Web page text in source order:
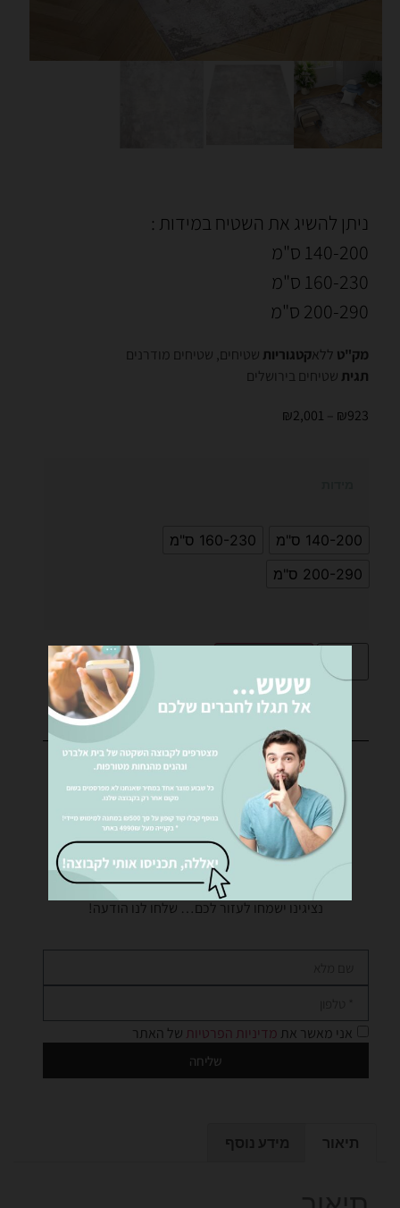
ניתן להשיג את השטיח במידות :
140-200 ס"מ
160-230 ס"מ
200-290 ס"מ
מק"ט ללאקטגוריות שטיחים, שטיחים מודרנים
תגית שטיחים בירושלים
₪923
₪2,001
140-200 ס"מ
160-230 ס"מ
200-290 ס"מ
רוצים לקבל פרטים נוספים?
נציגינו ישמחו לעזור לכם… שלחו לנו הודעה!
אני מאשר את מדיניות הפרטיות של האתר
שליחה
תיאור מידע נוסף